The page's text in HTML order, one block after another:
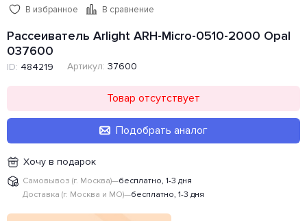
В избранное В сравнение
Рассеиватель Arlight ARH-Micro-0510-2000 Opal
037600
ID: 484219 Артикул: 37600
Товар отсутствует
Подобрать аналог
Хочу в подарок
Самовывоз (г. Москва)—бесплатно, 1-3 дня
Доставка (г. Москва и МО)—бесплатно, 1-3 дня